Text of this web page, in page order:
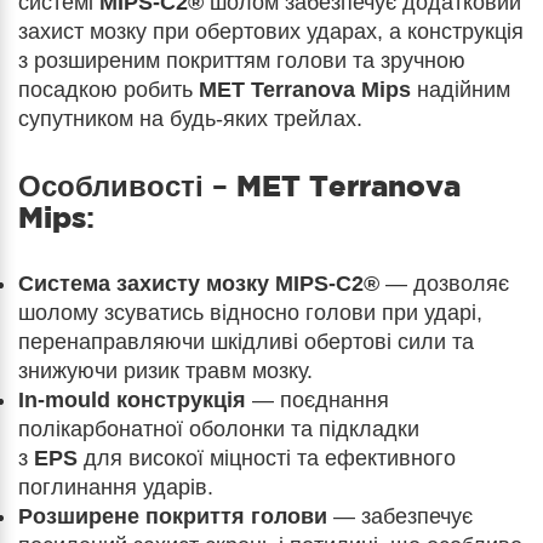
захист мозку при обертових ударах, а конструкція
з розширеним покриттям голови та зручною
посадкою робить MET Terranova Mips надійним
супутником на будь-яких трейлах.
Особливості – MET Terranova
Mips:
Система захисту мозку MIPS-C2® — дозволяє
шолому зсуватись відносно голови при ударі,
перенаправляючи шкідливі обертові сили та
знижуючи ризик травм мозку.
In-mould конструкція — поєднання
полікарбонатної оболонки та підкладки
з EPS для високої міцності та ефективного
поглинання ударів.
Розширене покриття голови — забезпечує